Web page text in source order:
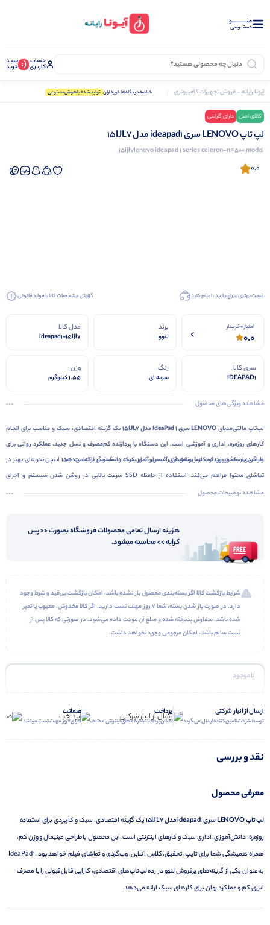
منــــــــــــو
دستــرسی
حساب
کاربری (: سبـد
خرید
آیونا رایانه - فروش تجهیزات کامپیوتری لپ تاپ لپ تاپ LENOVO سری ideapad1 مدل 15IJL7
خلاصه‌دیدگاه‌ها خریداران تولید‌شده با هوش‌مصنوعی
کالای اصل دارای گارانتی
لپ تاپ LENOVO سری ideapad1 مدل 15IJL7
15ijl7lenovo ideapad 1 series celeron-n4500 model
0.0
قیمت بهتری سراغ دارید ، اعلام کنید گزارش مشخصات کالا یا موارد قانونی
امتیاز 0 خریدار
0.0
برند
لنوو
مدل کالا
ideapad1-15ijl7
سری کالا
IDEAPAD1
رنگ
سرمه ای
وزن
1.55 کیلوگرم
مشاهده ویژگی‌های محصول
لپ‌تاپ مالتی‌مدیایLENOVO سری IdeaPad 1 مدل 15IJL7
یک گزینه اقتصادی، سبک و مناسب برای انجام
کارهای روزمره، اداری و آموزشی است. این دستگاه با پردازنده کم‌مصرف و نسل جدید، عملکرد روانی برای
وب‌گردی، تماشای ویدئو، کار با برنامه‌های آفیس و امور سبک دانشجویی ارائه می‌دهد. طراحی باریک و وزن کم، حمل‌ونقل آن را بسیار آسان کرده و نمایشگر باکیفیت 15.6 اینچی تجربه‌ای بهتر در
تماشای محتوا فراهم می‌کند. استفاده از حافظه SSD سرعت بالایی در روشن شدن سیستم و اجرای
نرم‌افزارها ایجاد کرده و وجود پورت‌های ضروری، امکان اتصال آسان به انواع دستگاه‌ها را فراهم می‌سازد. در
مشاهده توضیحات محصول
هزینه ارسال تمامی محصولات فروشگاه بصورت << پس
کرایه >> محاسبه میشود.
شرایط بازگشت کالا اگر بسته‌بندی محصول باز نشده باشد، امکان بازگشت بی‌قید و شرط وجود
دارد. در صورت باز شدن بسته، شما ۷ روز مهلت تست دارید. اگر کالا مخدوش، معیوب یا تمپر
شده باشد، سفارش پذیرفته شده و مبلغ آن عودت داده می‌شود. در صورتی که کالا پس از
تست سالم باشد، امکان مرجوعی وجود نخواهد داشت.
ناموجود
ارسال از انبار شرکتی
توسط شرکت تامین کننده ارسال می گردد
پرداخت
امکان پرداخت با درگاه های اینترنتی مختلف
ضمانت
دارای 7 روز مهلت تست میباشد
نقد و بررسی
معرفی محصول
لپ تاپ LENOVO سری ideapad1 مدل 15IJL7
یک گزینه اقتصادی، سبک و کاربردی برای استفاده
روزمره، دانش‌آموزی، اداری سبک و کارهای اینترنتی است. این محصول با طراحی مینیمال و وزن کم،
همراه همیشگی شما برای تایپ، تحقیق، کلاس آنلاین، وب‌گردی و تماشای فیلم خواهد بود. IdeaPad 1
به‌عنوان یکی از گزینه‌های پرفروش لنوو در رده لپ‌تاپ‌های اقتصادی، کارایی قابل‌قبولی را با مصرف
انرژی کم و عملکرد روان برای کارهای سبک ارائه می‌دهد.